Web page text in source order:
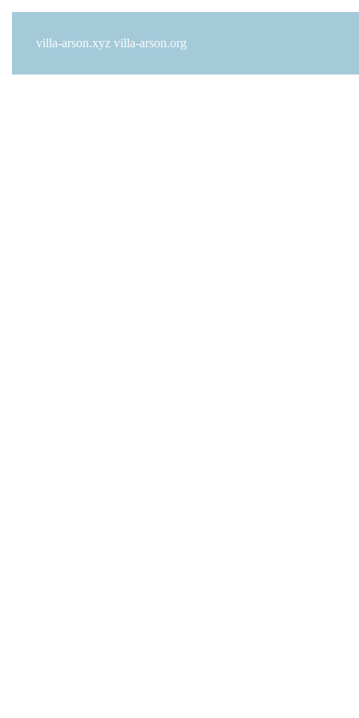
villa-arson.xyz villa-arson.org